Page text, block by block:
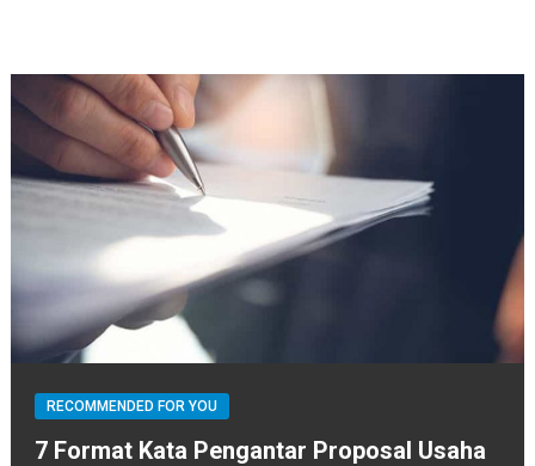
RECOMMENDED FOR YOU
7 Format Kata Pengantar Proposal Usaha